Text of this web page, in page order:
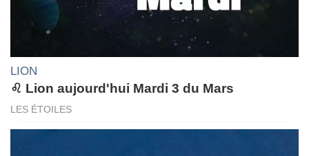
LION
♌ Lion aujourd'hui Mardi 3 du Mars
LES ÉTOILES